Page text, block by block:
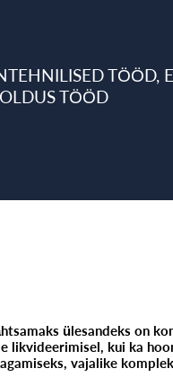
TÖÖD,
TÖÖD
ülesandeks on
likvideerimisel, kui ka
vajalike